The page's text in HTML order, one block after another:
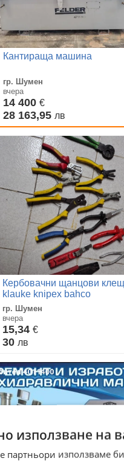
Кантираща машина
гр. Шумен
вчера
14 400 €
28 163,95 лв
Кербовачни щанцови
klauke knipex bahco
гр. Шумен
вчера
15,34 €
30 лв
използване на
партньори използваме